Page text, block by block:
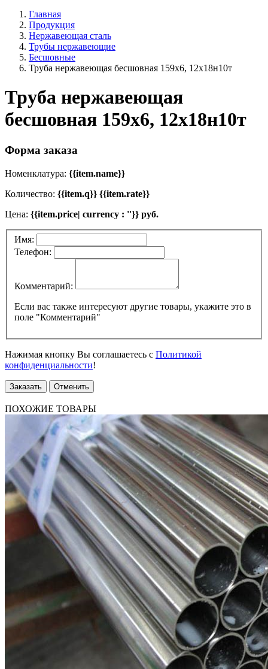
Главная
Продукция
Нержавеющая сталь
Трубы нержавеющие
Бесшовные
Труба нержавеющая бесшовная 159x6, 12х18н10т
Труба нержавеющая
бесшовная 159x6, 12х18н10т
Форма заказа
Номенклатура: {{item.name}}
Количество: {{item.q}} {{item.rate}}
Цена: {{item.price| currency : ''}} руб.
Имя:
Телефон:
Комментарий:
Если вас также интересуют другие товары, укажите это в
поле "Комментарий"
Нажимая кнопку Вы соглашаетесь с Политикой
конфиденциальности!
Заказать Отменить
ПОХОЖИЕ ТОВАРЫ